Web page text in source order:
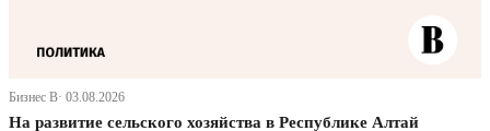
Бизнес В· 03.08.2026
На развитие сельского хозяйства в Республике Алтай